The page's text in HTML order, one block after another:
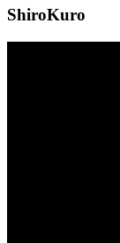
ShiroKuro